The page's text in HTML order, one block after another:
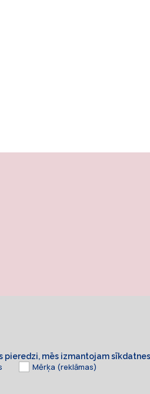
mēs izmantojam
Mērķa (reklāmas)